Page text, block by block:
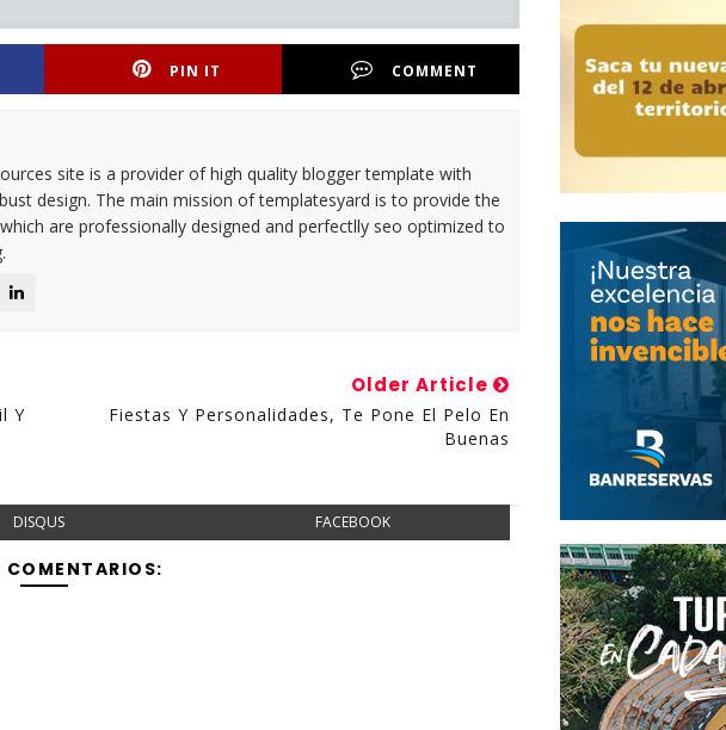
PIN IT COMMENT
site is a provider of high quality blogger template with
design. The main mission of templatesyard is to provide the
are professionally designed and perfectlly seo optimized to
Y
Older Article
Fiestas Y Personalidades, Te Pone El Pelo En
Buenas
DISQUS FACEBOOK
COMENTARIOS: